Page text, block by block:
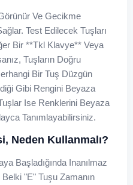
Ve Gecikme
Test Edilecek Tuşları
Bir **tkl Klavye** Veya
Tuşların Doğru
Bir Tuş Düzgün
Gibi Rengini Beyaza
Ise Renklerini Beyaza
Tanımlayabilirsiniz.
Neden Kullanmalı?
Başladığında Inanılmaz
"E" Tuşu Zamanın